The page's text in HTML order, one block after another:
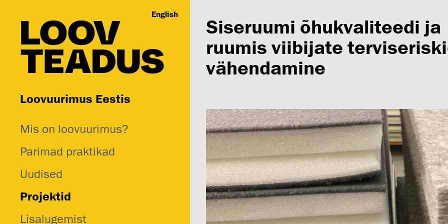
Loovuurimus Eestis
Mis on loovuurimus?
Parimad praktikad
Uudised
Projektid
Lisalugemist
English
Siseruumi õhukvaliteedi ja
ruumis viibijate
vähendamine